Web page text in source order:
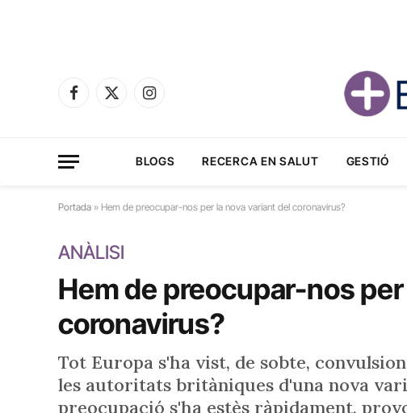
Facebook
X
Instagram
BLOGS RECERCA EN SALUT GESTIÓ
Portada » Hem de preocupar-nos per la nova variant del coronavirus?
ANÀLISI
Hem de preocupar-nos
coronavirus?
Tot Europa s'ha vist, de sobte,
les autoritats britàniques d'una nova
preocupació s'ha estès ràpidament,